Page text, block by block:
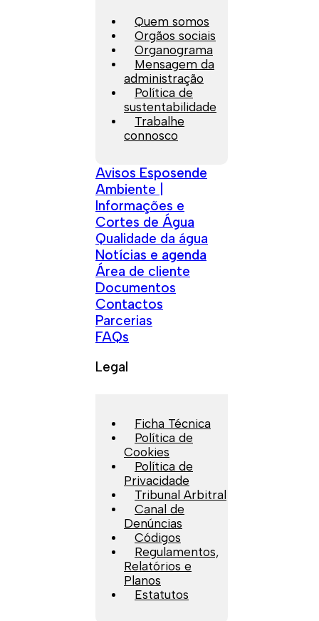
Quem somos
Orgãos sociais
Organograma
Mensagem da
administração
Política de
sustentabilidade
Trabalhe
connosco
Avisos Esposende
Ambiente |
Informações e
Cortes de Água
Qualidade da água
Notícias e agenda
Área de cliente
Documentos
Contactos
Parcerias
FAQs
Legal
Ficha Técnica
Política de
Cookies
Política de
Privacidade
Tribunal Arbitral
Canal de
Denúncias
Códigos
Regulamentos,
Relatórios e
Planos
Estatutos